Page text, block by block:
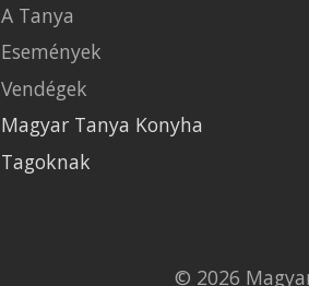
A Tanya
Események
Vendégek
Magyar Tanya Konyha
Tagoknak
© 2026